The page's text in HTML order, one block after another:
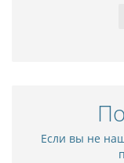
Если вы не